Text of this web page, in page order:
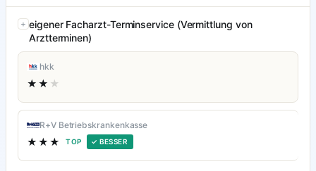
eigener Facharzt-Terminservice (Vermittlung von
Arztterminen)
hkk
★★ ★
R+V Betriebskrankenkasse
★★★ TOP ✓ BESSER